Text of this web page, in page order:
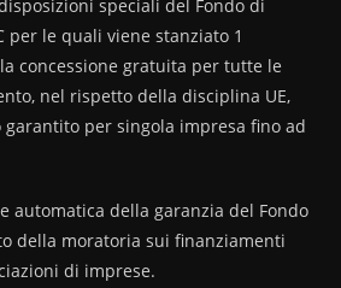
speciali del Fondo di
per le quali viene stanziato 1
concessione gratuita per tutte le
nel rispetto della disciplina UE,
garantito per singola impresa fino ad
automatica della garanzia del Fondo
della moratoria sui finanziamenti
di imprese.